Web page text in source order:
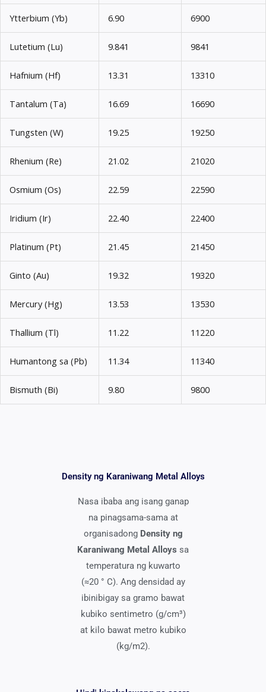
Ytterbium (Yb) 6.90 6900
Lutetium (Lu) 9.841 9841
Hafnium (Hf) 13.31 13310
Tantalum (Ta) 16.69 16690
Tungsten (W) 19.25 19250
Rhenium (Re) 21.02 21020
Osmium (Os) 22.59 22590
Iridium (Ir) 22.40 22400
Platinum (Pt) 21.45 21450
Ginto (Au) 19.32 19320
Mercury (Hg) 13.53 13530
Thallium (Tl) 11.22 11220
Humantong sa (Pb) 11.34 11340
Bismuth (Bi) 9.80 9800
Density ng Karaniwang Metal Alloys
Nasa ibaba ang isang ganap
na pinagsama-sama at
organisadong Density ng
Karaniwang Metal Alloys sa
temperatura ng kuwarto
(≈20 ° C). Ang densidad ay
ibinibigay sa gramo bawat
kubiko sentimetro (g/cm³)
at kilo bawat metro kubiko
(kg/m2).